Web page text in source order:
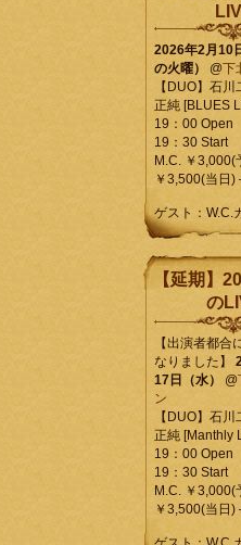
2026年2月10
の火曜）
@下
【DUO】石
正純 [BLUES
19：00 Open
19：30 Start
M.C. ￥3,000(
￥3,500(当日)
ゲスト：W.C.
【延期】
の
【出演者都合
なりました】
17日（水）
@
ン
【DUO】石
正純 [Manthly
19：00 Open
19：30 Start
M.C. ￥3,000(
￥3,500(当日)